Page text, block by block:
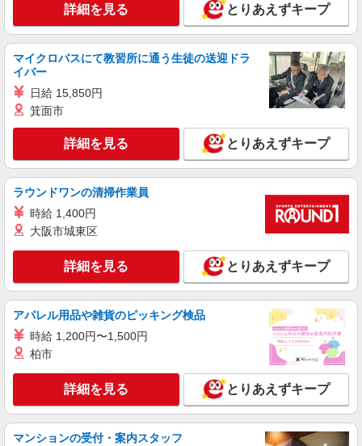
ソフトバンクショップの携帯販売スタッフ
月給 220,000円 〜 240,000円 固定残業代:
32,000円 〜 48,000円（20時間相当） ＊時間外手
当は時間外労働の有無にかかわらず、固定残業代
として支給し、相当時間を超える時間外労働分は
法定どおり追加で支給します。 試用期間あり 6ヶ
■ソフトバンク川内駅前店 鹿児島県 薩摩川内
詳細を見る
ケーズデンキ薩摩川内店
レジ・軽作業スタッフ
単位で別途全額支給） ※全て当社規定あり
キープ 詳細を見る
アルバイト パート
ケーズデンキ薩摩川内店
【平日・土】時給1,219円〜1,379円 【日・
祝】 時給1,319円〜1,479円 ※経験・能力に応じ
て時給を考慮いたします □交通費支給 □時間外手
当（１分単位で別途全額支給） ■昇給・昇格制度
あり（年度契約更新時） □賞与あり（年２回） ※
全て当社規定あり
鹿児島県薩摩川内市勝目町4086番1
キープ 詳細を見る
詳細を見る とりあえずキープ
マイクロバスにて教習所に通う生徒の送迎ドラ
イバー
日給 15,850円
箕面市
詳細を見る とりあえずキープ
ラウンドワンの清掃作業員
時給 1,400円
大阪市城東区
詳細を見る とりあえずキープ
アパレル用品や雑貨のピッキング検品
時給 1,200円〜1,500円
柏市
詳細を見る とりあえずキープ
マンションの受付・案内スタッフ